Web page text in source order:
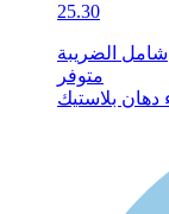
25.30
شامل الضريبة
متوفر
دهان بلاستيك